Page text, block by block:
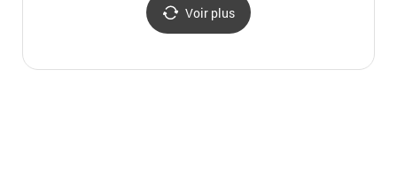
Voir plus